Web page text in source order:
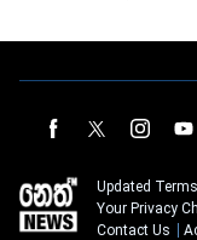
Updated
Your Privacy
Contact Us